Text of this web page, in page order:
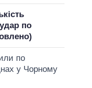
по
по
у Чорному